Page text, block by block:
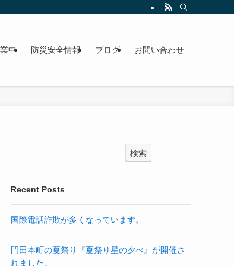
中 防災安全情報 ブログ お問い合わせ
検索
Recent Posts
国際電話詐欺が多くなっています。
門田本町の夏祭り『夏祭り星の夕べ』が開催さ
れました。